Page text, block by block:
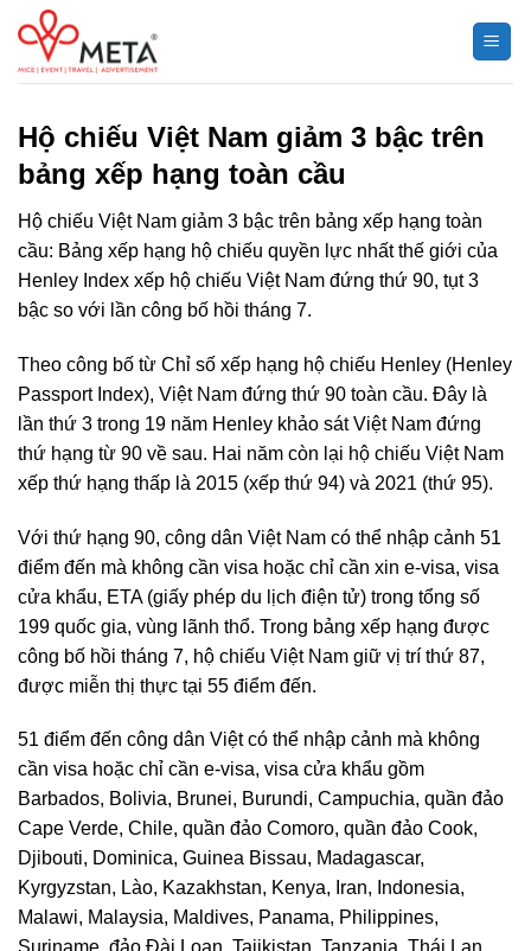
Chuyển
đến
nội
Hộ chiếu Việt Nam giảm 3 bậc trên
bảng xếp hạng toàn cầu
Hộ chiếu Việt Nam giảm 3 bậc trên bảng xếp hạng toàn
cầu: Bảng xếp hạng hộ chiếu quyền lực nhất thế giới của
Henley Index xếp hộ chiếu Việt Nam đứng thứ 90, tụt 3
bậc so với lần công bố hồi tháng 7.
Theo công bố từ Chỉ số xếp hạng hộ chiếu Henley (Henley
Passport Index), Việt Nam đứng thứ 90 toàn cầu. Đây là
lần thứ 3 trong 19 năm Henley khảo sát Việt Nam đứng
thứ hạng từ 90 về sau. Hai năm còn lại hộ chiếu Việt Nam
xếp thứ hạng thấp là 2015 (xếp thứ 94) và 2021 (thứ 95).
Với thứ hạng 90, công dân Việt Nam có thể nhập cảnh 51
điểm đến mà không cần visa hoặc chỉ cần xin e-visa, visa
cửa khẩu, ETA (giấy phép du lịch điện tử) trong tổng số
199 quốc gia, vùng lãnh thổ. Trong bảng xếp hạng được
công bố hồi tháng 7, hộ chiếu Việt Nam giữ vị trí thứ 87,
được miễn thị thực tại 55 điểm đến.
51 điểm đến công dân Việt có thể nhập cảnh mà không
cần visa hoặc chỉ cần e-visa, visa cửa khẩu gồm
Barbados, Bolivia, Brunei, Burundi, Campuchia, quần đảo
Cape Verde, Chile, quần đảo Comoro, quần đảo Cook,
Djibouti, Dominica, Guinea Bissau, Madagascar,
Kyrgyzstan, Lào, Kazakhstan, Kenya, Iran, Indonesia,
Malawi, Malaysia, Maldives, Panama, Philippines,